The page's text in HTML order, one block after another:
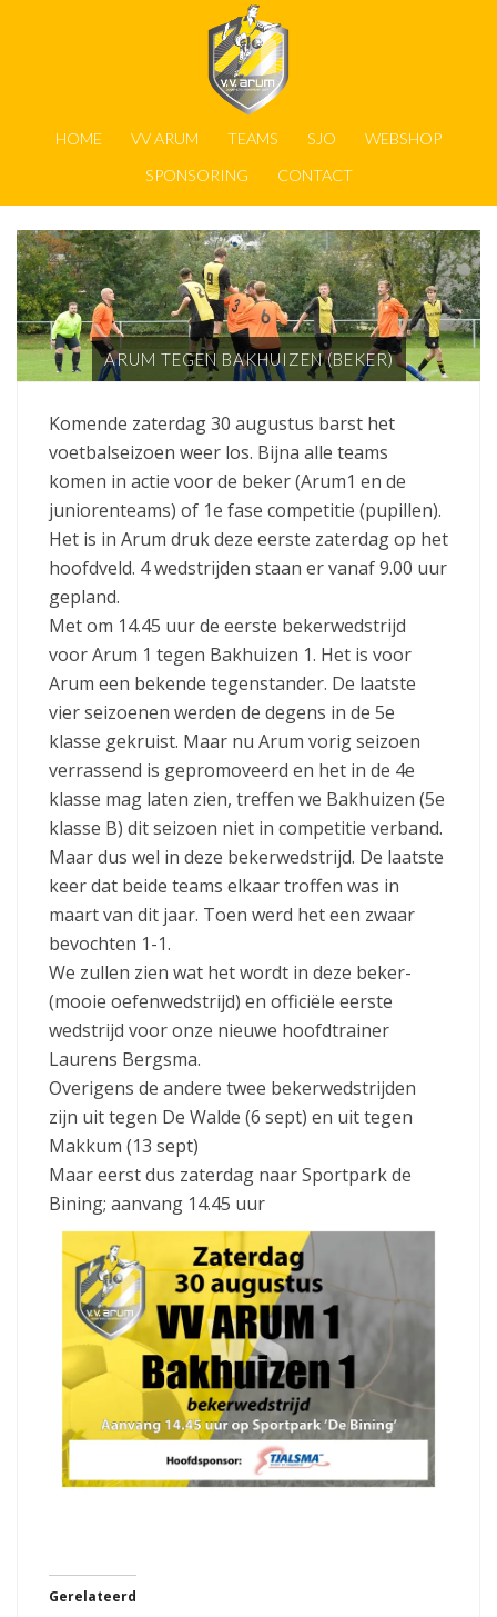
HOME VV ARUM TEAMS SJO
WEBSHOP
SPONSORING
CONTACT
ARUM TEGEN BAKHUIZEN (BEKER)
Komende zaterdag 30 augustus barst het
voetbalseizoen weer los. Bijna alle teams
komen in actie voor de beker (Arum1 en de
juniorenteams) of 1e fase competitie (pupillen).
Het is in Arum druk deze eerste zaterdag op het
hoofdveld. 4 wedstrijden staan er vanaf 9.00 uur
gepland.
Met om 14.45 uur de eerste bekerwedstrijd
voor Arum 1 tegen Bakhuizen 1. Het is voor
Arum een bekende tegenstander. De laatste
vier seizoenen werden de degens in de 5e
klasse gekruist. Maar nu Arum vorig seizoen
verrassend is gepromoveerd en het in de 4e
klasse mag laten zien, treffen we Bakhuizen (5e
klasse B) dit seizoen niet in competitie verband.
Maar dus wel in deze bekerwedstrijd. De laatste
keer dat beide teams elkaar troffen was in
maart van dit jaar. Toen werd het een zwaar
bevochten 1-1.
We zullen zien wat het wordt in deze beker-
(mooie oefenwedstrijd) en officiële eerste
wedstrijd voor onze nieuwe hoofdtrainer
Laurens Bergsma.
Overigens de andere twee bekerwedstrijden
zijn uit tegen De Walde (6 sept) en uit tegen
Makkum (13 sept)
Maar eerst dus zaterdag naar Sportpark de
Bining; aanvang 14.45 uur
Gerelateerd